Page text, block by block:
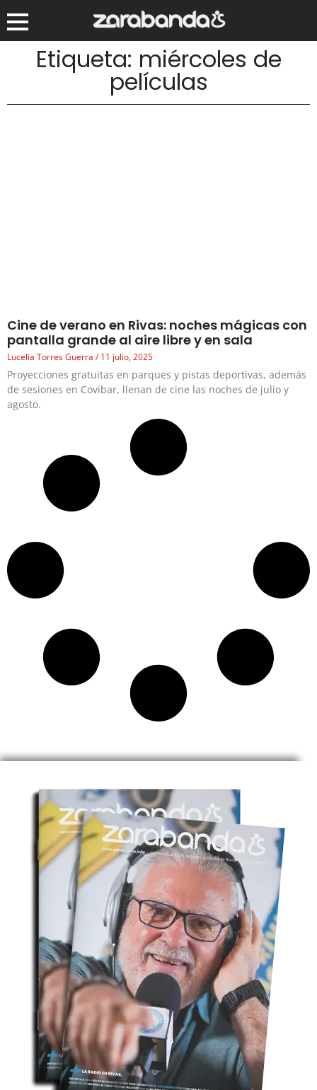
Etiqueta: miércoles de
películas
Cine de verano en Rivas: noches mágicas con
pantalla grande al aire libre y en sala
Lucelia Torres Guerra 11 julio, 2025
Proyecciones gratuitas en parques y pistas deportivas, además
de sesiones en Covibar, llenan de cine las noches de julio y
agosto.